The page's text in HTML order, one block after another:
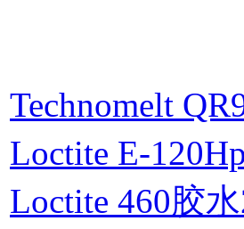
Technomelt
Loctite E-
Loctite 460胶